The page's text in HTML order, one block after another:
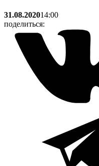
31.08.202014:00
поделиться: